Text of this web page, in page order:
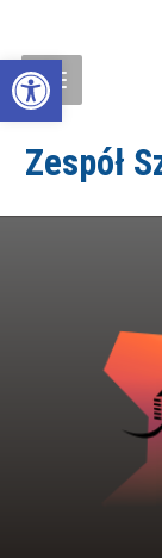
Open toolbar
Zespół